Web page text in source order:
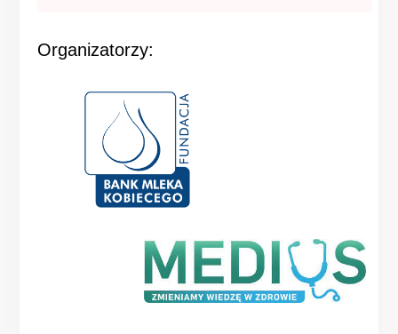
Organizatorzy: